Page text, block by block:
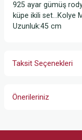
925 ayar gümüş
küpe ikili set…Kolye
Uzunluk:45 cm
Taksit Seçenekleri
Önerileriniz